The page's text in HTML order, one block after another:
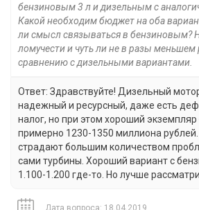
бензиновым 3 л и дизельным с
Какой необходим бюджет на оба
ли смысл связываться в бензиновым?
ломучести и чуть ли не в разы меньшем
сравнению с дизельными вариантами.
Ответ: Здравствуйте! Дизельный
надежный и ресурсный, даже есть
налог, но при этом хороший экземпляр
примерно 1230-1350 миллиона
страдают большим количеством
сами турбины. Хороший вариант с
1.100-1.200 где-то. Но лучше